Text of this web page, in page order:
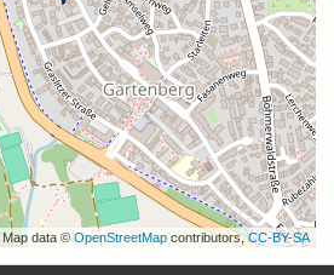
Map data © OpenStreetMap contributors,CC-BY-SA